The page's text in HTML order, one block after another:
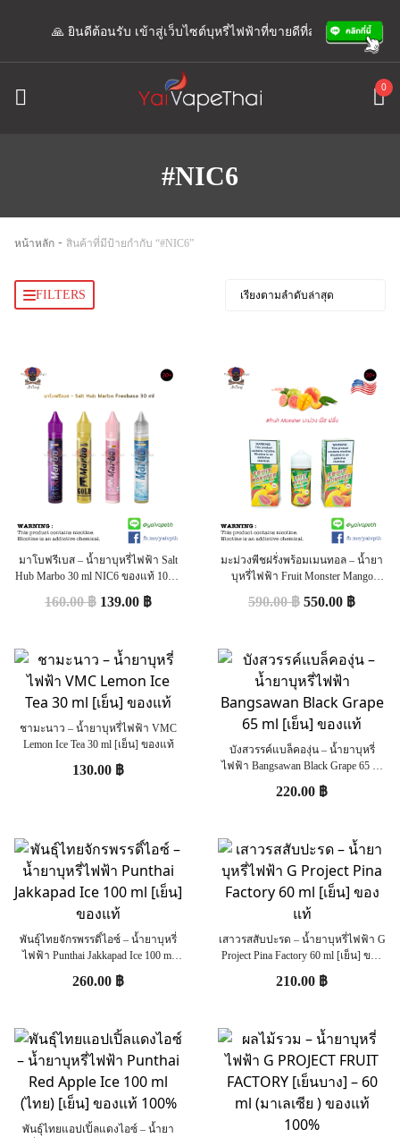
🙏 ยินดีต้อนรับ เข้าสู่เว็บไซต์บุหรี่ไฟฟ้าที่ขายดีที่สุด เรามีแอดมินพร้
0
#NIC6
หน้าหลัก - สินค้าที่มีป้ายกำกับ “#NIC6”
FILTERS
มาโบฟรีเบส – น้ำยาบุหรี่ไฟฟ้า Salt
Hub Marbo 30 ml NIC6 ของแท้ 100%
[เย็น]
160.00฿ 139.00 ฿
มะม่วงพีชฝรั่งพร้อมเมนทอล – น้ำยา
บุหรี่ไฟฟ้า Fruit Monster Mango
Peach Guava 100ml (U.S.A.) [ไม่เย็น]
ของแท้ 100%
590.00฿ 550.00 ฿
ชามะนาว – น้ำยาบุหรี่ไฟฟ้า VMC
Lemon Ice Tea 30 ml [เย็น] ของแท้
130.00 ฿
บังสวรรค์แบล็คองุ่น – น้ำยาบุหรี่
ไฟฟ้า Bangsawan Black Grape 65 ml
[เย็น] ของแท้
220.00 ฿
พันธุ์ไทยจักรพรรดิ์ไอซ์ – น้ำยาบุหรี่
ไฟฟ้า Punthai Jakkapad Ice 100 ml
[เย็น] ของแท้
260.00 ฿
เสาวรสสับปะรด – น้ำยาบุหรี่ไฟฟ้า G
Project Pina Factory 60 ml [เย็น] ของ
210.00 ฿
พันธ์ุไทยแอปเปิ้ลแดงไอซ์ – น้ำยา